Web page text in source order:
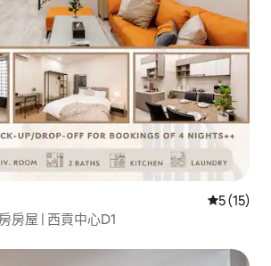
從 15 則
5 (15)
房屋 | 西貢中心D1